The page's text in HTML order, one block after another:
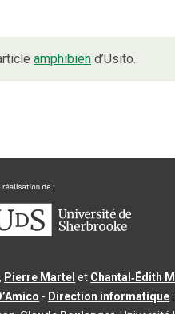
amphibien d’Usito.
, Pierre Martel et Chantal‑Édith
- Direction informatique :